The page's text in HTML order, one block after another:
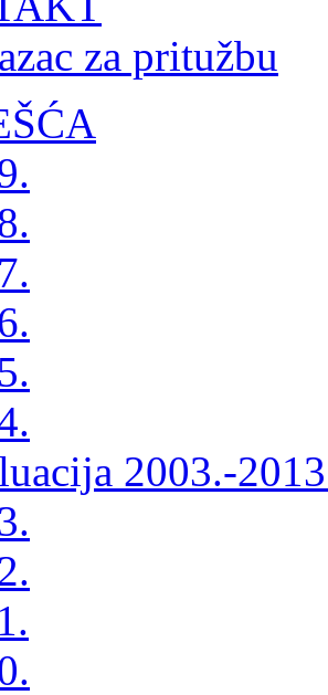
za pritužbu
2003.-